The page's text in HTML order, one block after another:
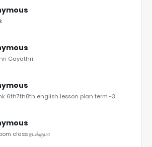
Gayathri
6th7th8th english lesson plan term -3
class நடக்குமா